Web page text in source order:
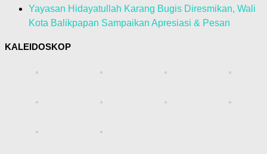
Yayasan Hidayatullah Karang Bugis Diresmikan, Wali
Kota Balikpapan Sampaikan Apresiasi & Pesan
KALEIDOSKOP